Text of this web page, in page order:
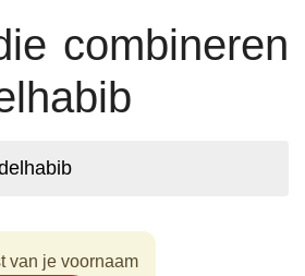
combineren
van je voornaam